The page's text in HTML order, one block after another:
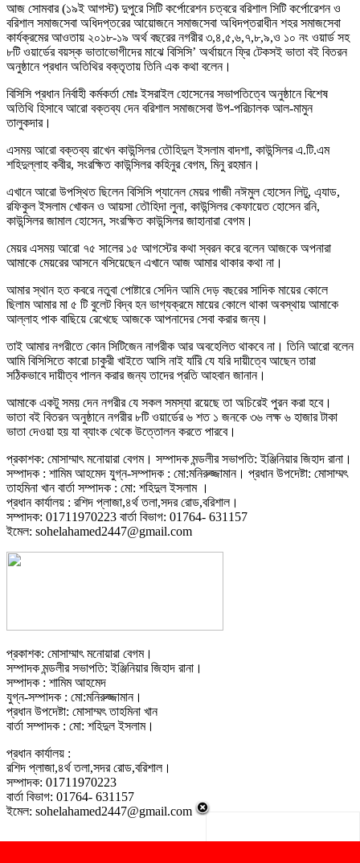
আজ সোমবার (১৯ই আগস্ট) দুপুরে সিটি কর্পোরেশন চত্বরে বরিশাল সিটি কর্পোরেশন ও
বরিশাল সমাজসেবা অধিদপ্তরের আয়োজনে সমাজসেবা অধিদপ্তরাধীন শহর সমাজসেবা
কার্যক্রমের আওতায় ২০১৮-১৯ অর্থ বছরের নগরীর ৩,৪,৫,৬,৭,৮,৯,ও ১০ নং ওয়ার্ড সহ
৮টি ওয়ার্ডের বয়স্ক ভাতাভোগীদের মাঝে বিসিসি’ অর্থায়নে ফ্রি টেকসই ভাতা বই বিতরন
অনুষ্ঠানে প্রধান অতিথির বক্তৃতায় তিনি এক কথা বলেন।
বিসিসি প্রধান নির্বাহী কর্মকর্তা মোঃ ইসরাইল হোসেনের সভাপতিত্বে অনুষ্ঠানে বিশেষ
অতিথি হিসাবে আরো বক্তব্য দেন বরিশাল সমাজসেবা উপ-পরিচালক আল-মামুন
তালুকদার।
এসময় আরো বক্তব্য রাখেন কাউন্সিলর তৌহিদুল ইসলাম বাদশা, কাউন্সিলর এ.টি.এম
শহিদুল্লাহ কবীর, সংরক্ষিত কাউন্সিলর কহিনুর বেগম, মিনু রহমান।
এখানে আরো উপস্থিত ছিলেন বিসিসি প্যানেল মেয়র গাজী নঈমুল হোসেন লিটু, এ্যাড,
রফিকুল ইসলাম খোকন ও আয়সা তৌহিদা লুনা, কাউন্সিলর কেফায়েত হোসেন রনি,
কাউন্সিলর জামাল হোসেন, সংরক্ষিত কাউন্সিলর জাহানারা বেগম।
মেয়র এসময় আরো ৭৫ সালের ১৫ আগস্টের কথা স্বরন করে বলেন আজকে অপনারা
আমাকে মেয়রের আসনে বসিয়েছেন এখানে আজ আমার থাকার কথা না।
আমার স্থান হত কবরে নতুবা পোষ্টারে সেদিন আমি দেড় বছরের সাদিক মায়ের কোলে
ছিলাম আমার মা ৫ টি বুলেট বিদ্ব হন ভাগ্যক্রমে মায়ের কোলে থাকা অবস্থায় আমাকে
আল্লাহ পাক বাছিয়ে রেখেছে আজকে আপনাদের সেবা করার জন্য।
তাই আমার নগরীতে কোন সিটিজেন নাগরীক আর অবহেলিত থাকবে না। তিনি আরো বলেন
আমি বিসিসিতে কারো চাকুরী খাইতে আসি নাই যরিি যে যরি দায়ীত্বে আছেন তারা
সঠিকভাবে দায়ীত্ব পালন করার জন্য তাদের প্রতি আহবান জানান।
আমাকে একটু সময় দেন নগরীর যে সকল সমস্যা রয়েছে তা অচিরেই পুরন করা হবে।
ভাতা বই বিতরন অনুষ্ঠানে নগরীর ৮টি ওয়ার্ডের ৬ শত ১ জনকে ৩৬ লক্ষ ৬ হাজার টাকা
ভাতা দেওয়া হয় যা ব্যাংক থেকে উত্তোলন করতে পারবে।
প্রকাশক: মোসাম্মাৎ মনোয়ারা বেগম। সম্পাদক মন্ডলীর সভাপতি: ইঞ্জিনিয়ার জিহাদ রানা।
সম্পাদক : শামিম আহমেদ যুগ্ন-সম্পাদক : মো:মনিরুজ্জামান। প্রধান উপদেষ্টা: মোসাম্মৎ
তাহমিনা খান বার্তা সম্পাদক : মো: শহিদুল ইসলাম ।
প্রধান কার্যালয় : রশিদ প্লাজা,৪র্থ তলা,সদর রোড,বরিশাল।
সম্পাদক: 01711970223 বার্তা বিভাগ: 01764- 631157
ইমেল: sohelahamed2447@gmail.com
প্রকাশক: মোসাম্মাৎ মনোয়ারা বেগম।
সম্পাদক মন্ডলীর সভাপতি: ইঞ্জিনিয়ার জিহাদ রানা।
সম্পাদক : শামিম আহমেদ
যুগ্ন-সম্পাদক : মো:মনিরুজ্জামান।
প্রধান উপদেষ্টা: মোসাম্মৎ তাহমিনা খান
বার্তা সম্পাদক : মো: শহিদুল ইসলাম।
প্রধান কার্যালয় :
রশিদ প্লাজা,৪র্থ তলা,সদর রোড,বরিশাল।
সম্পাদক: 01711970223
বার্তা বিভাগ: 01764- 631157
ইমেল: sohelahamed2447@gmail.com
© Copyright 2019 DainikBarishal24.Com | Website Design &